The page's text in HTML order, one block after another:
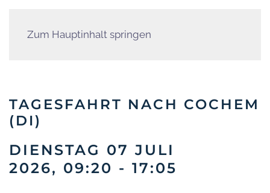
Zum Hauptinhalt springen
TAGESFAHRT NACH COCHEM
(DI)
DIENSTAG 07 JULI
2026, 09:20 - 17:05